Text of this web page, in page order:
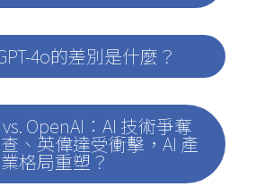
4o的差別是什麼？
OpenAI：AI 技術爭奪
、英偉達受衝擊，AI 產
業格局重塑？